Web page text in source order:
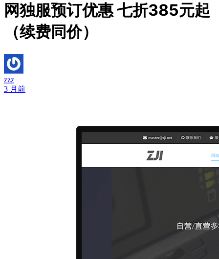
网独服预订优惠 七折385元起
（续费同价）
zzz
3 月前